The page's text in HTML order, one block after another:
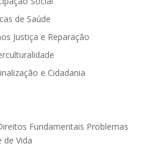
de Saúde
Justiça e Reparação
e Cidadania
Fundamentais Problemas
de Vida